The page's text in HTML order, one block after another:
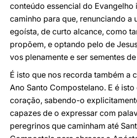
conteúdo essencial do Evangelho
caminho para que, renunciando a
egoísta, de curto alcance, como
propõem, e optando pelo de
vos plenamente e ser sementes
É isto que nos recorda também a
Ano Santo Compostelano. E é
coração, sabendo-o
capazes de o expressar com
peregrinos que caminham até